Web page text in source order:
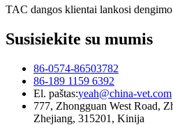
TAC dangos klientai lankosi
Susisiekite su mumis
86-0574-86503782
86-189 1159 6392
El. paštas:yeah@china-vet.com
777, Zhongguan West Road,
Zhejiang, 315201, Kinija